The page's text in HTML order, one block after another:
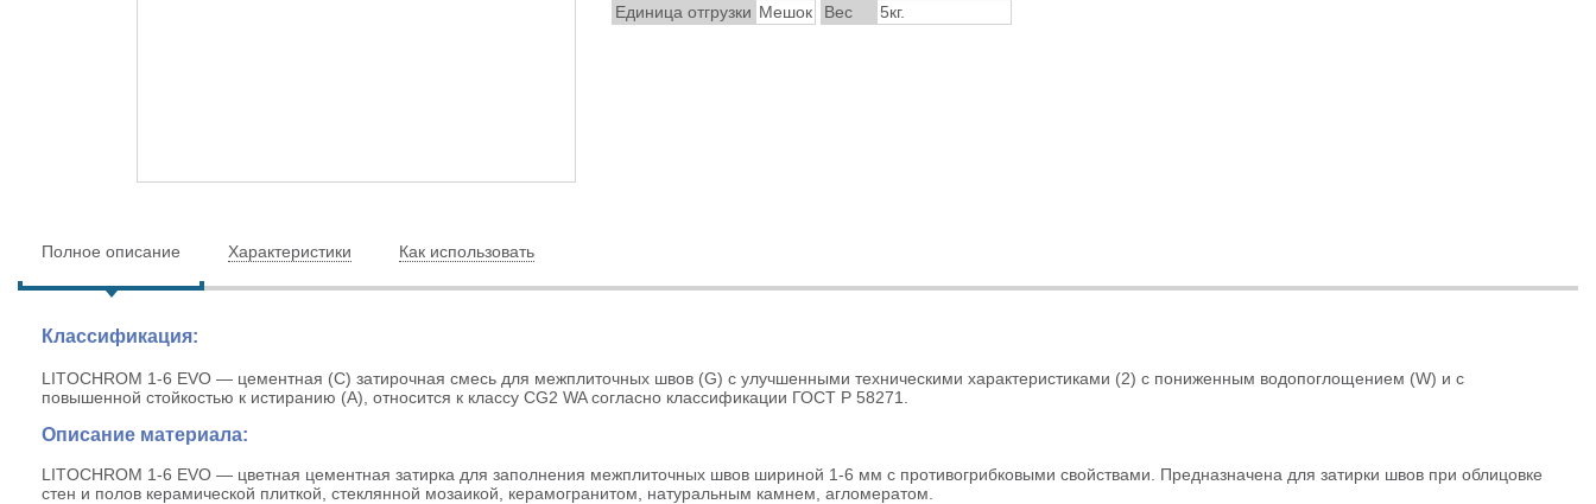
Единица отгрузки Мешок Вес 5кг.
Полное описание Характеристики Как использовать
Классификация:
LITOCHROM 1-6 EVO — цементная (С) затирочная смесь для межплиточных швов (G) с улучшенными техническими характеристиками (2) с пониженным водопоглощением (W) и с
повышенной стойкостью к истиранию (A), относится к классу CG2 WA согласно классификации ГОСТ Р 58271.
Описание материала:
LITOCHROM 1-6 EVO — цветная цементная затирка для заполнения межплиточных швов шириной 1-6 мм с противогрибковыми свойствами. Предназначена для затирки швов при облицовке
стен и полов керамической плиткой, стеклянной мозаикой, керамогранитом, натуральным камнем, агломератом.